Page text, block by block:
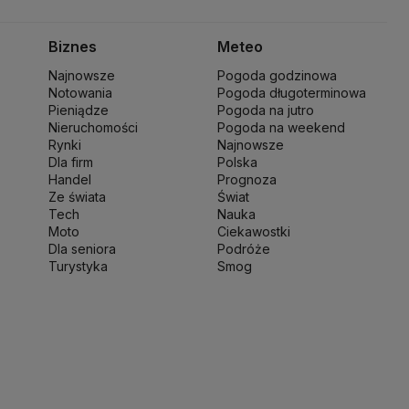
WałęsaLewica
Lotto
NarodowejMinisterstwo Rolnictwa
FinansówMinisterstwo Klimatu i Środowiska
Spraw ZagranicznychMoskwa
ZdrowiaNASA
Nord Stream 2
PentagonPiotr Gliński PKB PolskiPKO BP
Prezes NBP Adam Glapiński
Prezydent RP
Ryszard Petru
terytorialnySędziowie
PolskaSztuczna inteligencja
Biznes
Najnowsze
Notowania
Pieniądze
Nieruchomości
Rynki
Dla firm
Handel
Ze świata
Tech
Moto
Dla seniora
Turystyka
Meteo
Pogoda godzinowa
Pogoda długoterminowa
Pogoda na jutro
Pogoda na weekend
Najnowsze
Polska
Prognoza
Świat
Nauka
Ciekawostki
Podróże
Smog